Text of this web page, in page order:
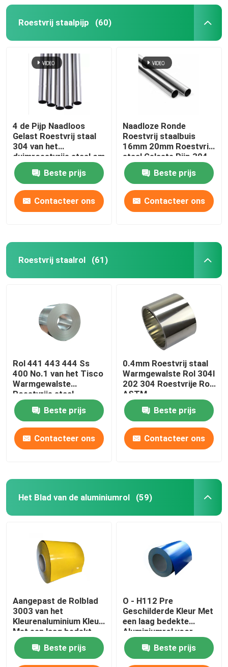
Roestvrij staalpijp (60)
4 de Pijp Naadloos
Gelast Roestvrij staal
304 van het
duimroestvrije staal om
Buis
Beste prijs
Contacteer ons
Naadloze Ronde
Roestvrij staalbuis
16mm 20mm Roestvrij
staal Gelaste Pijp 304
Beste prijs
Contacteer ons
Roestvrij staalrol (61)
Rol 441 443 444 Ss
400 No.1 van het Tisco
Warmgewalste
Roestvrije staal
Beste prijs
Contacteer ons
0.4mm Roestvrij staal
Warmgewalste Rol 304l
202 304 Roestvrije Rol
ASTM
Beste prijs
Contacteer ons
Het Blad van de aluminiumrol (59)
Aangepast de Rolblad
3003 van het
Kleurenaluminium Kleur
Met een laag bedekt
Strokenbroodje
Beste prijs
O - H112 Pre
Geschilderde Kleur Met
een laag bedekte
Aluminiumrol voor
Dakwerkblad
Beste prijs